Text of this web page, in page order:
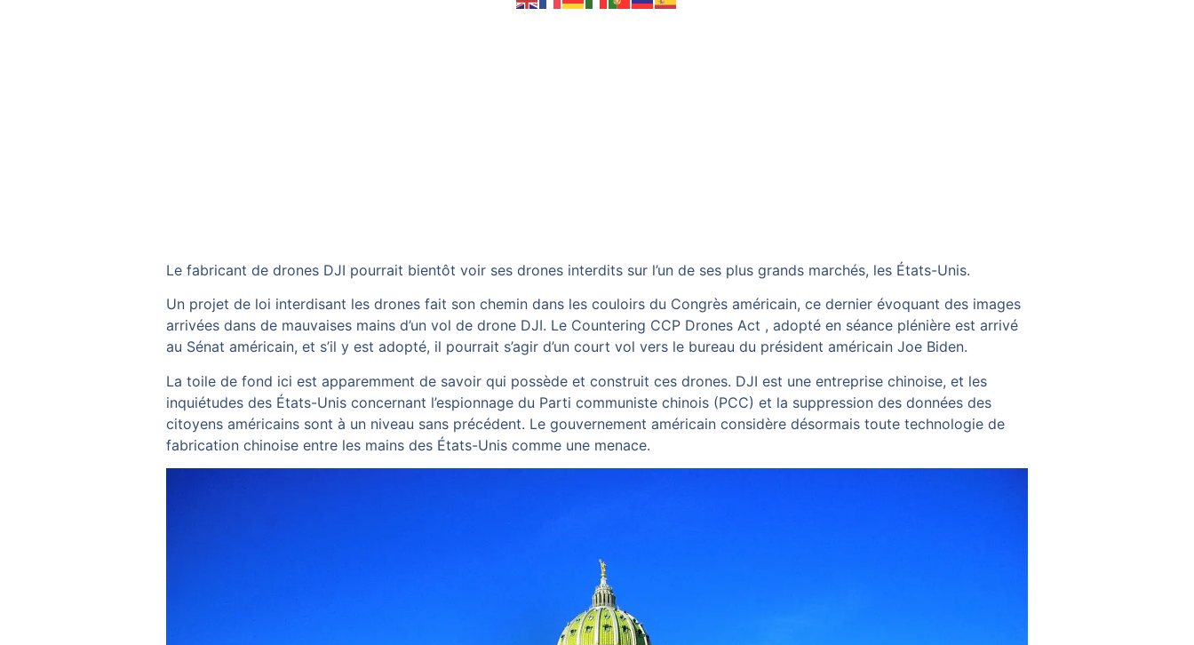
Le fabricant de drones DJI pourrait bientôt voir ses drones interdits sur l’un de ses plus grands marchés, les États-Unis.
Un projet de loi interdisant les drones fait son chemin dans les couloirs du Congrès américain, ce dernier évoquant des images
arrivées dans de mauvaises mains d’un vol de drone DJI. Le Countering CCP Drones Act , adopté en séance plénière est arrivé
au Sénat américain, et s’il y est adopté, il pourrait s’agir d’un court vol vers le bureau du président américain Joe Biden.
La toile de fond ici est apparemment de savoir qui possède et construit ces drones. DJI est une entreprise chinoise, et les
inquiétudes des États-Unis concernant l’espionnage du Parti communiste chinois (PCC) et la suppression des données des
citoyens américains sont à un niveau sans précédent. Le gouvernement américain considère désormais toute technologie de
fabrication chinoise entre les mains des États-Unis comme une menace.